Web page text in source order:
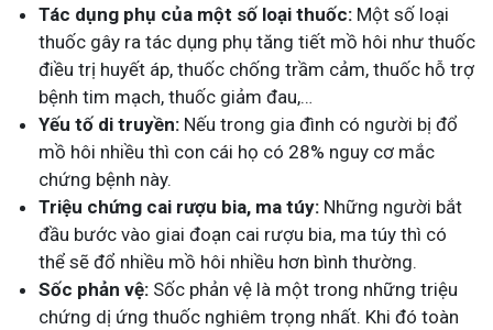
Tác dụng phụ của một số loại thuốc: Một số loại
thuốc gây ra tác dụng phụ tăng tiết mồ hôi như thuốc
điều trị huyết áp, thuốc chống trầm cảm, thuốc hỗ trợ
bệnh tim mạch, thuốc giảm đau,…
Yếu tố di truyền: Nếu trong gia đình có người bị đổ
mồ hôi nhiều thì con cái họ có 28% nguy cơ mắc
chứng bệnh này.
Triệu chứng cai rượu bia, ma túy: Những người bắt
đầu bước vào giai đoạn cai rượu bia, ma túy thì có
thể sẽ đổ nhiều mồ hôi nhiều hơn bình thường.
Sốc phản vệ: Sốc phản vệ là một trong những triệu
chứng dị ứng thuốc nghiêm trọng nhất. Khi đó toàn